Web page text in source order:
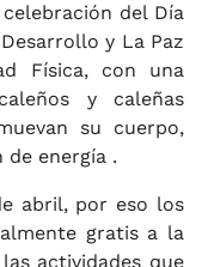
del Día
y La Paz
Física, con una
y caleñas
su cuerpo,
de energía .
abril, por eso los
gratis a la
actividades que